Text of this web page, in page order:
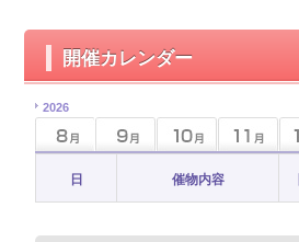
開催カレンダー
2026
日 催物内容